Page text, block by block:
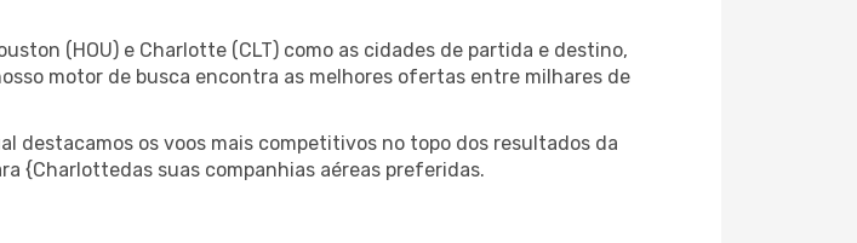
(HOU) e Charlotte (CLT) como as cidades de partida e destino,
motor de busca encontra as melhores ofertas entre milhares de
destacamos os voos mais competitivos no topo dos resultados da
{Charlottedas suas companhias aéreas preferidas.